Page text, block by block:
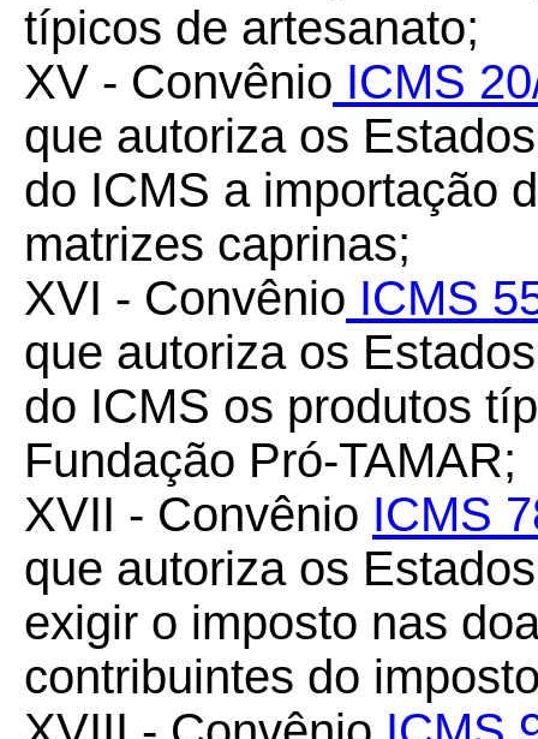
típicos de artesanato;
XV - Convênio ICMS
que autoriza os
do ICMS a importação
matrizes caprinas;
XVI - Convênio ICMS
que autoriza os
do ICMS os produtos
Fundação Pró-TAMAR;
XVII - Convênio ICMS
que autoriza os
exigir o imposto nas
contribuintes do